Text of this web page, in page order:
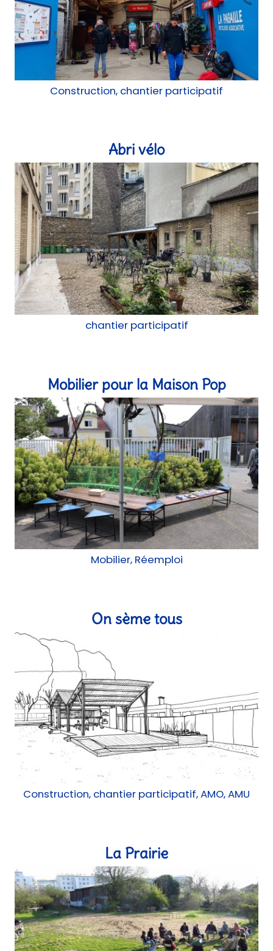
Abri vélo
chantier participatif
Mobilier pour la Maison Pop
Mobilier, Réemploi
On sème tous
Construction, chantier participatif, AMO, AMU
La Prairie
Urbanisme transitoire